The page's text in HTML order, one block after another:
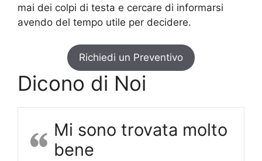
mai dei colpi di testa e cercare di informarsi
avendo del tempo utile per decidere.
Richiedi un Preventivo
Dicono di Noi
Mi sono trovata molto
bene